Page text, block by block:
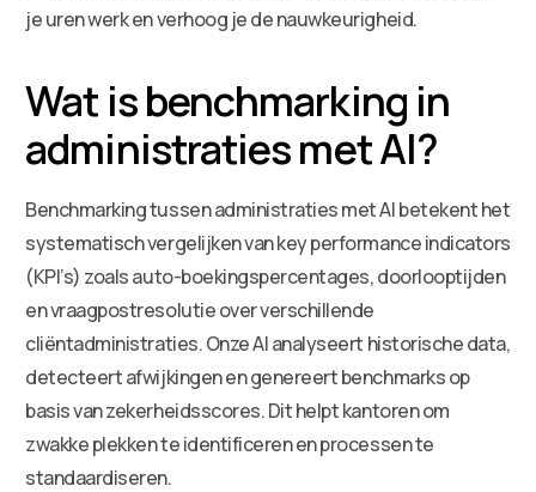
je uren werk en verhoog je de nauwkeurigheid.
Wat is benchmarking in
administraties met AI?
Benchmarking tussen administraties met AI betekent het
systematisch vergelijken van key performance indicators
(KPI’s) zoals auto-boekingspercentages, doorlooptijden
en vraagpostresolutie over verschillende
cliëntadministraties. Onze AI analyseert historische data,
detecteert afwijkingen en genereert benchmarks op
basis van zekerheidsscores. Dit helpt kantoren om
zwakke plekken te identificeren en processen te
standaardiseren.